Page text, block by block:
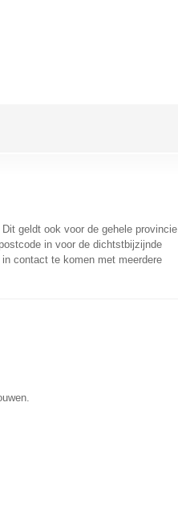
geldt ook voor de gehele provincie
in voor de dichtstbijzijnde
contact te komen met meerdere